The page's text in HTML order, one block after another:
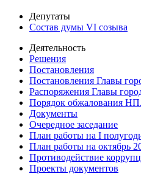
Депутаты
Состав думы VI созыва
Деятельность
Решения
Постановления
Постановления Главы
Распоряжения Главы
Порядок обжалования
Документы
Очередное заседание
План работы на I
План работы на октябрь
Противодействие
Проекты документов